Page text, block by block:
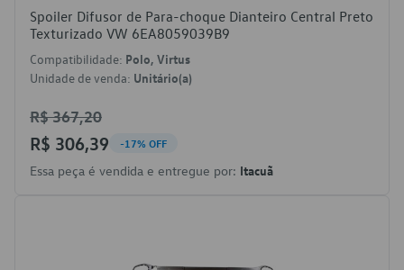
Spoiler Difusor de Para-choque Dianteiro Central Preto
Texturizado VW 6EA8059039B9
Compatibilidade: Polo, Virtus
Unidade de venda: Unitário(a)
R$ 367,20
R$ 306,39 -17% OFF
Essa peça é vendida e entregue por: Itacuã